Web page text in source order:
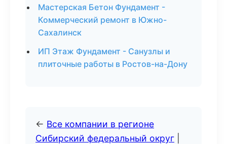
Мастерская Бетон Фундамент -
Коммерческий ремонт в Южно-
Сахалинск
ИП Этаж Фундамент - Санузлы и
плиточные работы в Ростов-на-Дону
← Все компании в регионе
Сибирский федеральный округ